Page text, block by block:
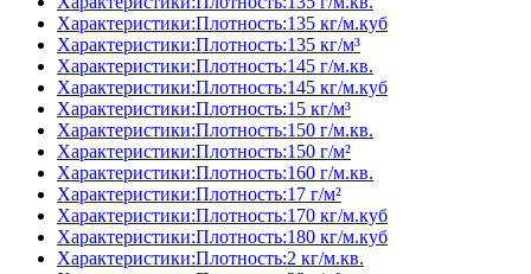
Характеристики:Плотность:135 кг/м.куб
Характеристики:Плотность:135 кг/м³
Характеристики:Плотность:145 г/м.кв.
Характеристики:Плотность:145 кг/м.куб
Характеристики:Плотность:15 кг/м³
Характеристики:Плотность:150 г/м.кв.
Характеристики:Плотность:150 г/м²
Характеристики:Плотность:160 г/м.кв.
Характеристики:Плотность:17 г/м²
Характеристики:Плотность:170 кг/м.куб
Характеристики:Плотность:180 кг/м.куб
Характеристики:Плотность:2 кг/м.кв.